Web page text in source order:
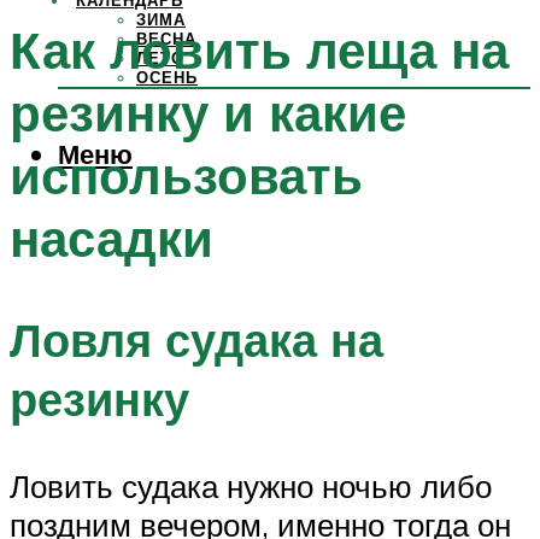
ЗИМА
ВЕСНА
ЛЕТО
ОСЕНЬ
Меню
Как ловить леща на
резинку и какие
использовать
насадки
Ловля судака на
резинку
Ловить судака нужно ночью либо
поздним вечером, именно тогда он